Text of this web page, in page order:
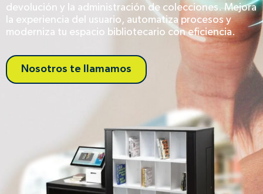
devolución y la administración de colecciones. Mejora
la experiencia del usuario, automatiza procesos y
moderniza tu espacio bibliotecario con eficiencia.
Nosotros te llamamos